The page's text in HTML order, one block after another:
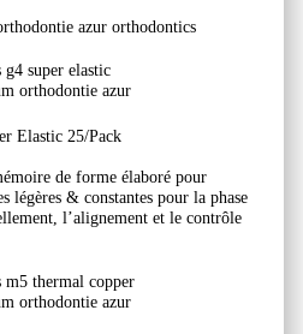
Elastic 25/Pack
de forme élaboré pour
légères & constantes pour la phase
l’alignement et le contrôle